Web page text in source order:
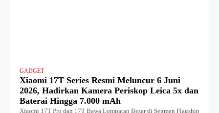
GADGET
Xiaomi 17T Series Resmi Meluncur 6 Juni
2026, Hadirkan Kamera Periskop Leica 5x dan
Baterai Hingga 7.000 mAh
Xiaomi 17T Pro dan 17T Bawa Lompatan Besar di Segmen Flagship